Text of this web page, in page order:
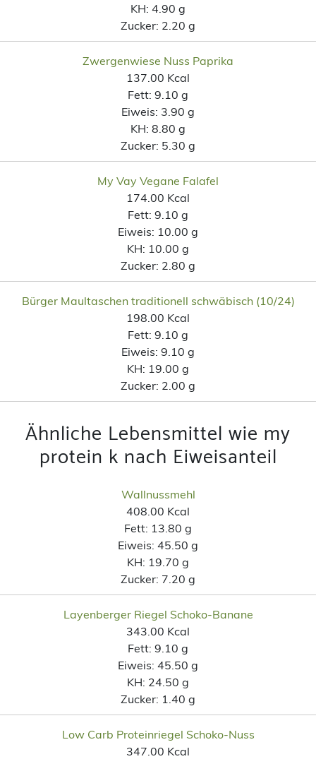
KH: 4.90 g
Zucker: 2.20 g
Zwergenwiese Nuss Paprika
137.00 Kcal
Fett: 9.10 g
Eiweis: 3.90 g
KH: 8.80 g
Zucker: 5.30 g
My Vay Vegane Falafel
174.00 Kcal
Fett: 9.10 g
Eiweis: 10.00 g
KH: 10.00 g
Zucker: 2.80 g
Bürger Maultaschen traditionell schwäbisch (10/24)
198.00 Kcal
Fett: 9.10 g
Eiweis: 9.10 g
KH: 19.00 g
Zucker: 2.00 g
Ähnliche Lebensmittel wie my
protein k nach Eiweisanteil
Wallnussmehl
408.00 Kcal
Fett: 13.80 g
Eiweis: 45.50 g
KH: 19.70 g
Zucker: 7.20 g
Layenberger Riegel Schoko-Banane
343.00 Kcal
Fett: 9.10 g
Eiweis: 45.50 g
KH: 24.50 g
Zucker: 1.40 g
Low Carb Proteinriegel Schoko-Nuss
347.00 Kcal